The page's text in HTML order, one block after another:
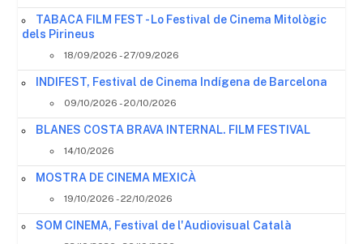
TABACA FILM FEST - Lo Festival de Cinema Mitològic
dels Pirineus
18/09/2026 - 27/09/2026
INDIFEST, Festival de Cinema Indígena de Barcelona
09/10/2026 - 20/10/2026
BLANES COSTA BRAVA INTERNAL. FILM FESTIVAL
14/10/2026
MOSTRA DE CINEMA MEXICÀ
19/10/2026 - 22/10/2026
SOM CINEMA, Festival de l'Audiovisual Català